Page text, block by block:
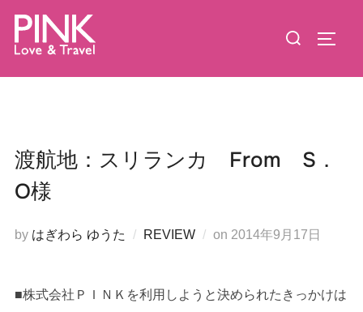
ン
検
対
渡航地：スリランカ From S．
O様
by はぎわら ゆうた REVIEW on 投
2014年9月17日
■株式会社ＰＩＮＫを利用しようと決められたきっかけは